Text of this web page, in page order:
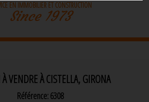
EN IMMOBILIER ET CONSTRUCTION
Since 1973
VENDRE À CISTELLA, GIRONA
Référence: 6308